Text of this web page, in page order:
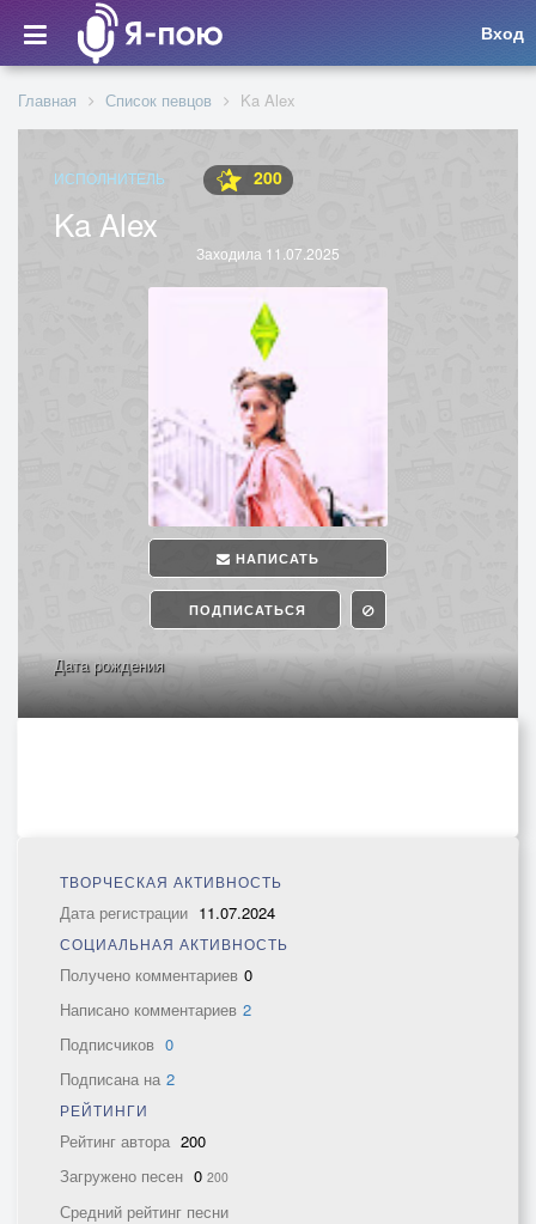
Вход
Главная Список певцов Ka Alex
ИСПОЛНИТЕЛЬ 200
Ka Alex
Заходила 11.07.2025
НАПИСАТЬ
ПОДПИСАТЬСЯ
Дата рождения
ТВОРЧЕСКАЯ АКТИВНОСТЬ
Дата регистрации 11.07.2024
СОЦИАЛЬНАЯ АКТИВНОСТЬ
Получено комментариев 0
Написано комментариев 2
Подписчиков 0
Подписана на 2
РЕЙТИНГИ
Рейтинг автора 200
Загружено песен 0 200
Средний рейтинг песни